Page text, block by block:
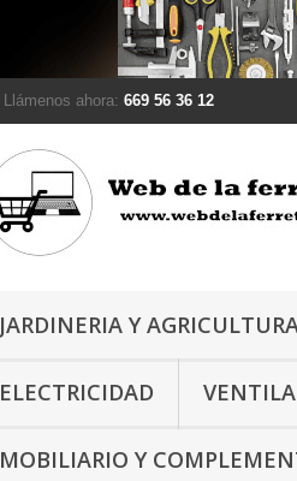
Llámenos ahora: 669 56 36 12
JARDINERIA Y
ELECTRICIDAD
MOBILIARIO Y